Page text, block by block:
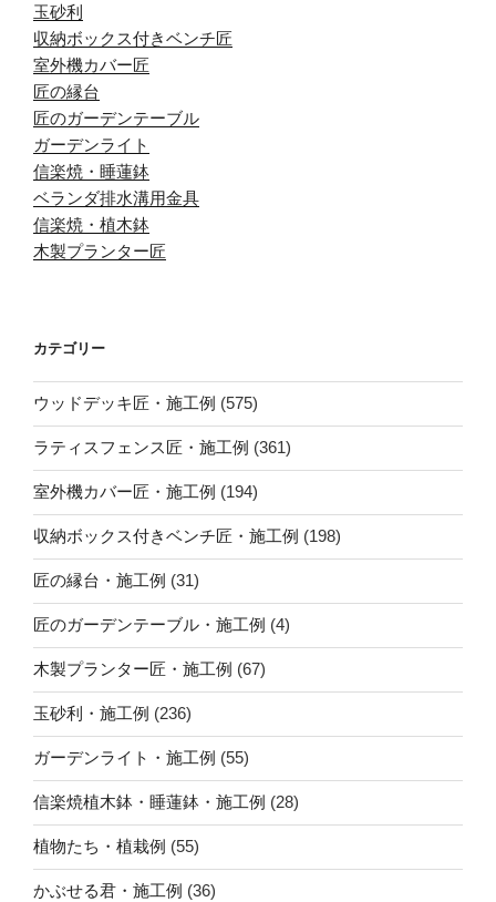
玉砂利
収納ボックス付きベンチ匠
室外機カバー匠
匠の縁台
匠のガーデンテーブル
ガーデンライト
信楽焼・睡蓮鉢
ベランダ排水溝用金具
信楽焼・植木鉢
木製プランター匠
カテゴリー
ウッドデッキ匠・施工例 (575)
ラティスフェンス匠・施工例 (361)
室外機カバー匠・施工例 (194)
収納ボックス付きベンチ匠・施工例 (198)
匠の縁台・施工例 (31)
匠のガーデンテーブル・施工例 (4)
木製プランター匠・施工例 (67)
玉砂利・施工例 (236)
ガーデンライト・施工例 (55)
信楽焼植木鉢・睡蓮鉢・施工例 (28)
植物たち・植栽例 (55)
かぶせる君・施工例 (36)